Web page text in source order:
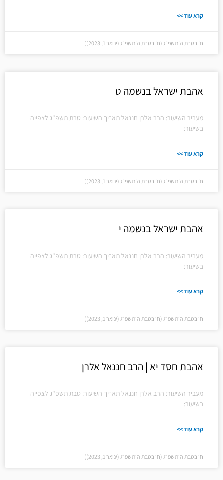
קרא עוד >>
ח׳ בטבת ה׳תשפ״ג (ח׳ בטבת ה׳תשפ״ג (ינואר 1, 2023))
אהבת ישראל בנשמה ט
מעביר השיעור: הרב אלרן חננאל תאריך השיעור: טבת תשפ"ג לצפייה
בשיעור:
קרא עוד >>
ח׳ בטבת ה׳תשפ״ג (ח׳ בטבת ה׳תשפ״ג (ינואר 1, 2023))
אהבת ישראל בנשמה י
מעביר השיעור: הרב אלרן חננאל תאריך השיעור: טבת תשפ"ג לצפייה
בשיעור:
קרא עוד >>
ח׳ בטבת ה׳תשפ״ג (ח׳ בטבת ה׳תשפ״ג (ינואר 1, 2023))
אהבת חסד יא | הרב חננאל אלרן
מעביר השיעור: הרב אלרן חננאל תאריך השיעור: טבת תשפ"ג לצפייה
בשיעור:
קרא עוד >>
ח׳ בטבת ה׳תשפ״ג (ח׳ בטבת ה׳תשפ״ג (ינואר 1, 2023))